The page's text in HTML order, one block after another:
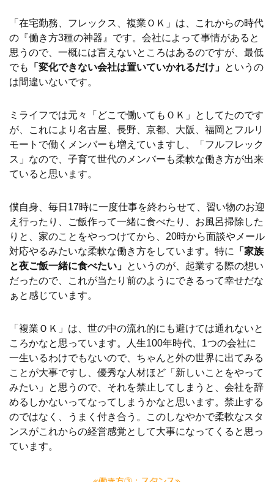
「在宅勤務、フレックス、複業ＯＫ」は、これからの時代
の『働き方3種の神器』です。会社によって事情があると
思うので、一概には言えないところはあるのですが、最低
でも
「変化できない会社は置いていかれるだけ」 というの
は間違いないです。
ミライフでは元々「どこで働いてもＯＫ」としてたのです
が、これにより名古屋、長野、京都、大阪、福岡とフルリ
モートで働くメンバーも増えていますし、「フルフレック
ス」なので、子育て世代のメンバーも柔軟な働き方が出来
ていると思います。
僕自身、毎日17時に一度仕事を終わらせて、習い物のお迎
え行ったり、ご飯作って一緒に食べたり、お風呂掃除した
りと、家のことをやっつけてから、20時から面談やメール
対応やるみたいな柔軟な働き方をしています。特に
「家族
と夜ご飯一緒に食べたい」 というのが、起業する際の想い
だったので、これが当たり前のようにできるって幸せだな
ぁと感じています。
「複業ＯＫ」は、世の中の流れ的にも避けては通れないと
ころかなと思っています。人生100年時代、1つの会社に
一生いるわけでもないので、ちゃんと外の世界に出てみる
ことが大事ですし、優秀な人材ほど「新しいことをやって
みたい」と思うので、それを禁止してしまうと、会社を辞
めるしかないってなってしまうかなと思います。禁止する
のではなく、うまく付き合う。このしなやかで柔軟なスタ
ンスがこれからの経営感覚として大事になってくると思っ
ています。